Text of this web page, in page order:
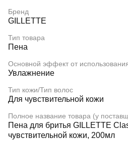
Бренд
GILLETTE
Тип товара
Пена
Основной эффект от
Увлажнение
Тип кожи/Тип волос
Для чувствительной кожи
Полное название товара (у
Пена для бритья GILLETTE
чувствительной кожи, 200мл